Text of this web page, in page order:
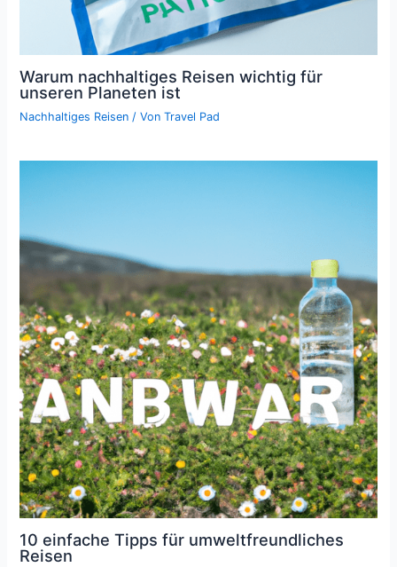
Warum nachhaltiges Reisen wichtig für
unseren Planeten ist
Nachhaltiges Reisen / VonTravel Pad
10 einfache Tipps für umweltfreundliches
Reisen